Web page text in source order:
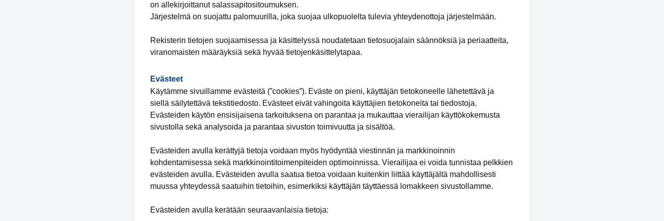
on allekirjoittanut salassapitositoumuksen.
Järjestelmä on suojattu palomuurilla, joka suojaa ulkopuolelta tulevia yhteydenottoja järjestelmään.
Rekisterin tietojen suojaamisessa ja käsittelyssä noudatetaan tietosuojalain säännöksiä ja periaatteita,
viranomaisten määräyksiä sekä hyvää tietojenkäsittelytapaa.
Evästeet
Käytämme sivuillamme evästeitä (”cookies”). Eväste on pieni, käyttäjän tietokoneelle lähetettävä ja
siellä säilytettävä tekstitiedosto. Evästeet eivät vahingoita käyttäjien tietokoneita tai tiedostoja.
Evästeiden käytön ensisijaisena tarkoituksena on parantaa ja mukauttaa vierailijan käyttökokemusta
sivustolla sekä analysoida ja parantaa sivuston toimivuutta ja sisältöä.
Evästeiden avulla kerättyjä tietoja voidaan myös hyödyntää viestinnän ja markkinoinnin
kohdentamisessa sekä markkinointitoimenpiteiden optimoinnissa. Vierailijaa ei voida tunnistaa pelkkien
evästeiden avulla. Evästeiden avulla saatua tietoa voidaan kuitenkin liittää käyttäjältä mahdollisesti
muussa yhteydessä saatuihin tietoihin, esimerkiksi käyttäjän täyttäessä lomakkeen sivustollamme.
Evästeiden avulla kerätään seuraavanlaisia tietoja: